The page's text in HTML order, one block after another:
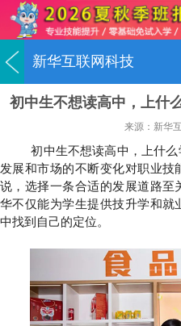
新华互联网科技
初中生不想读高中，上什
来源：新华
初中生不想读高中，上什
发展和市场的不断变化对职业
说，选择一条合适的发展道路至
华不仅能为学生提供技升学和就
中找到自己的定位。